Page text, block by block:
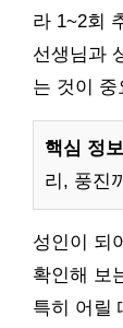
라 1~2회
선생님과
는 것이 중
핵심 정
리, 풍진
성인이 되
확인해 보
특히 어릴